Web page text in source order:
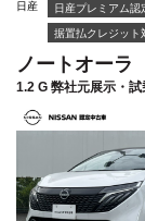
日産 日産プレミアム認
据置払クレジット
ノートオーラ
1.2 G 弊社元展示・